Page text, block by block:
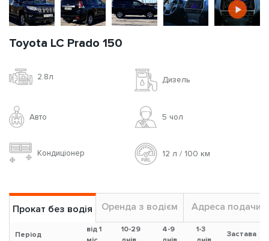
Toyota LC Prado 150
2.8л Дизель
Авто 5 чoл
Кондиціонер 12 л / 100 км
Прокат без водія Оренда з водієм Адреса подачи
Період
від 1
10-29
4-9
1-3
Застава